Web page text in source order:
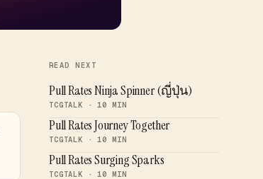
READ NEXT
Pull Rates Ninja Spinner (ญี่ปุ่น)
TCGTALK · 10 MIN
Pull Rates Journey Together
TCGTALK · 10 MIN
Pull Rates Surging Sparks
TCGTALK · 10 MIN